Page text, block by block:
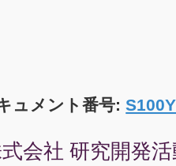
ュメント番号:
会社 研究開発